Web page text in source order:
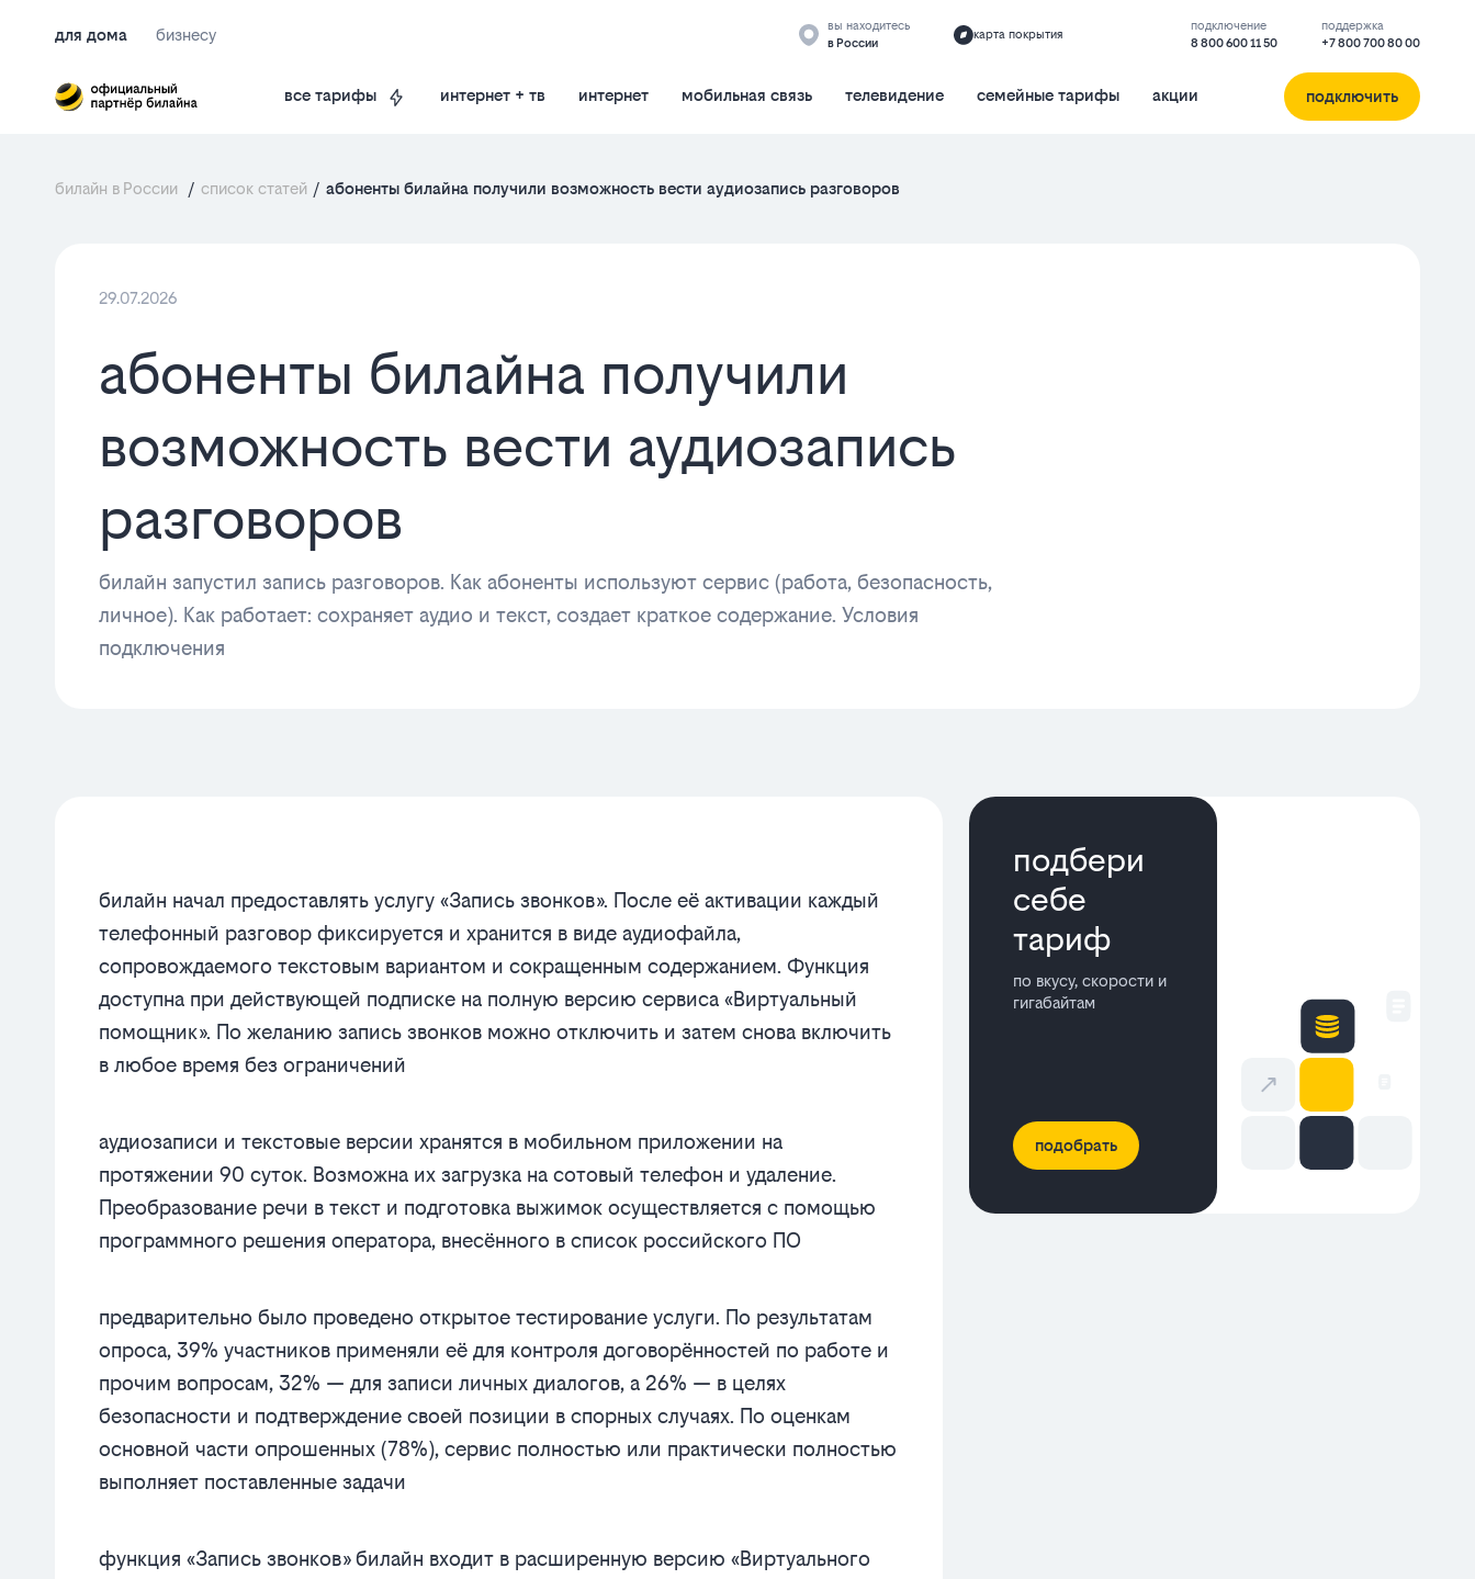
для дома бизнесу
вы находитесь
в России
карта покрытия
подключение
8 800 600 11 50
поддержка
+7 800 700 80 00
все тарифы интернет + тв интернет мобильная связь телевидение семейные тарифы акции подключить
билайн в России / список статей / абоненты билайна получили возможность вести аудиозапись разговоров
29.07.2026
абоненты билайна получили
возможность вести аудиозапись
разговоров
билайн запустил запись разговоров. Как абоненты используют сервис (работа, безопасность,
личное). Как работает: сохраняет аудио и текст, создает краткое содержание. Условия
подключения
билайн начал предоставлять услугу «Запись звонков». После её активации каждый
телефонный разговор фиксируется и хранится в виде аудиофайла,
сопровождаемого текстовым вариантом и сокращенным содержанием. Функция
доступна при действующей подписке на полную версию сервиса «Виртуальный
помощник». По желанию запись звонков можно отключить и затем снова включить
в любое время без ограничений
аудиозаписи и текстовые версии хранятся в мобильном приложении на
протяжении 90 суток. Возможна их загрузка на сотовый телефон и удаление.
Преобразование речи в текст и подготовка выжимок осуществляется с помощью
программного решения оператора, внесённого в список российского ПО
предварительно было проведено открытое тестирование услуги. По результатам
опроса, 39% участников применяли её для контроля договорённостей по работе и
прочим вопросам, 32% — для записи личных диалогов, а 26% — в целях
безопасности и подтверждение своей позиции в спорных случаях. По оценкам
основной части опрошенных (78%), сервис полностью или практически полностью
выполняет поставленные задачи
функция «Запись звонков» билайн входит в расширенную версию «Виртуального
подбери
себе
тариф
по вкусу, скорости и
гигабайтам
подобрать